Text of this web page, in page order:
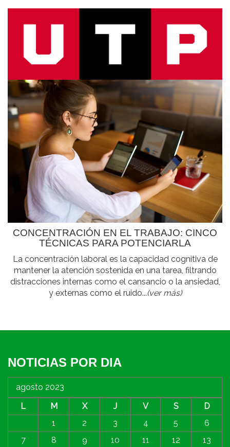
CONCENTRACIÓN EN EL TRABAJO: CINCO
TÉCNICAS PARA POTENCIARLA
La concentración laboral es la capacidad cognitiva de
mantener la atención sostenida en una tarea, filtrando
distracciones internas como el cansancio o la ansiedad,
y externas como el ruido...(ver más)
NOTICIAS POR DIA
agosto 2023
L
M X J V S
D
1
2 3 4 5
6
7
8 9 10 11 12
13